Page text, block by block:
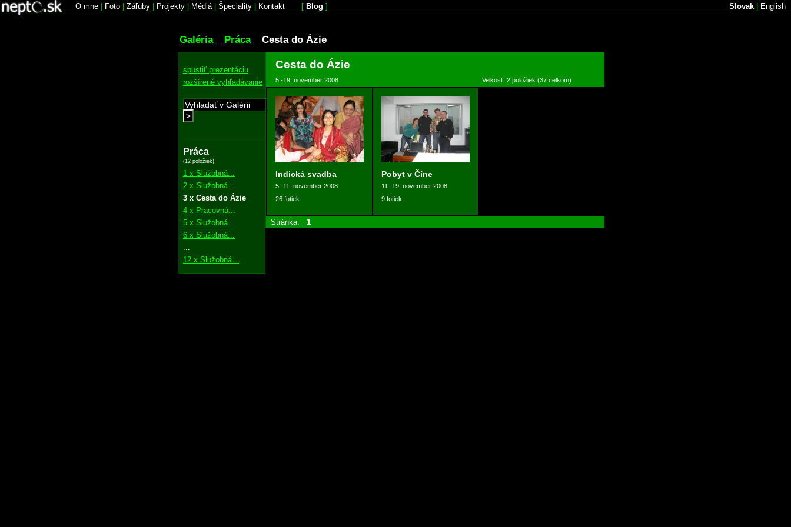
O mne Foto Záľuby Projekty Médiá| Špeciality Kontakt [ Blog ] Slovak English
Galéria Práca Cesta do Ázie
spustiť prezentáciu
rozšírené vyhľadávanie
>
Práca
(12 položiek)
1 x Služobná...
2 x Služobná...
3 x Cesta do Ázie
4 x Pracovná...
5 x Služobná...
6 x Služobná...
12 x Služobná...
Cesta do Ázie
5.-19. november 2008 Velkosť: 2 položiek (37 celkom)
Indická svadba
5.-11. november 2008
26 fotiek
Pobyt v Číne
11.-19. november 2008
9 fotiek
Stránka: 1